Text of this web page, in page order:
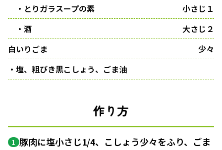
・とりガラスープの素
小さじ１
・酒
大さじ２
白いりごま
少々
・塩、粗びき黒こしょう、ごま油
作り方
1 豚肉に塩小さじ1/4、こしょう少々をふり、ごま